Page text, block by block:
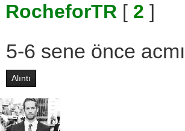
RocheforTR [ 2 ]
5-6 sene önce
Alıntı